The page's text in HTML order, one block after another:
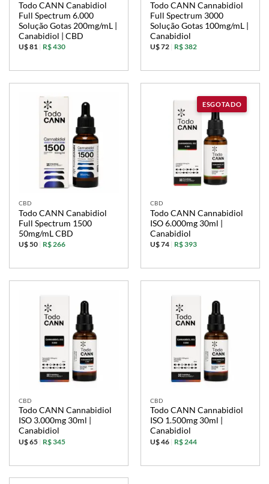
Todo CANN Canabidiol
Full Spectrum 6.000
Solução Gotas 200mg/mL |
Canabidiol | CBD
U$ 81 R$ 430
Todo CANN Cannabidiol
Full Spectrum 3000
Solução Gotas 100mg/mL |
Canabidiol
U$ 72 R$ 382
CBD
Todo CANN Canabidiol
Full Spectrum 1500
50mg/mL CBD
U$ 50 R$ 266
CBD
Todo CANN Cannabidiol
ISO 6.000mg 30ml |
Canabidiol
U$ 74 R$ 393
CBD
Todo CANN Cannabidiol
ISO 3.000mg 30ml |
Canabidiol
U$ 65 R$ 345
CBD
Todo CANN Cannabidiol
ISO 1.500mg 30ml |
Canabidiol
U$ 46 R$ 244